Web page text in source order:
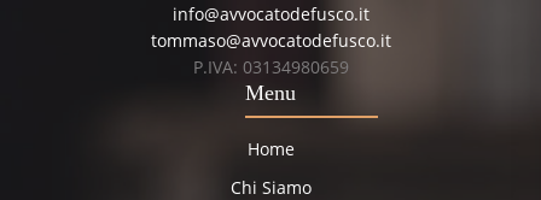
info@avvocatodefusco.it
tommaso@avvocatodefusco.it
P.IVA: 03134980659
Menu
Home
Chi Siamo